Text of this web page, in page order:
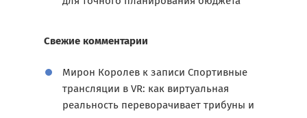
Свежие комментарии
Мирон Королев к записи Спортивные
трансляции в VR: как виртуальная
реальность переворачивает трибуны и